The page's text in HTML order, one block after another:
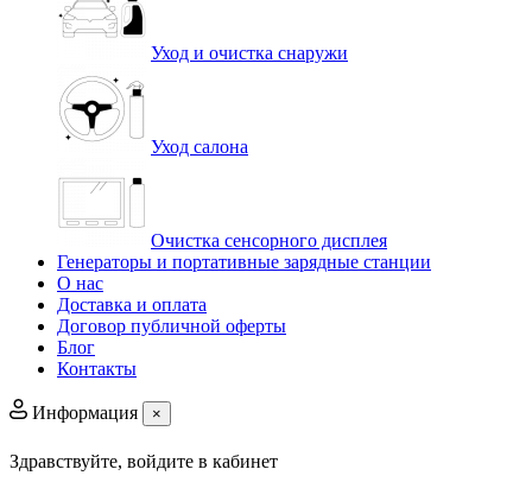
Уход и очистка снаружи
Уход салона
Очистка сенсорного дисплея
Генераторы и портативные зарядные станции
О нас
Доставка и оплата
Договор публичной оферты
Блог
Контакты
Информация ×
Здравствуйте, войдите в кабинет